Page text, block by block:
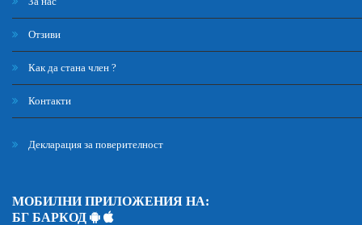
Отзиви
Как да стана член ?
Контакти
Декларация за поверителност
МОБИЛНИ ПРИЛОЖЕНИЯ НА:
БГ БАРКОД